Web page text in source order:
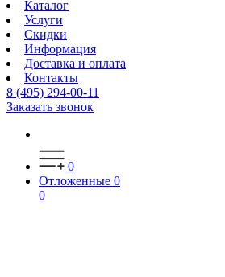
Каталог
Услуги
Скидки
Информация
Доставка и оплата
Контакты
8 (495) 294-00-11
Заказать звонок
0
Отложенные 0
0